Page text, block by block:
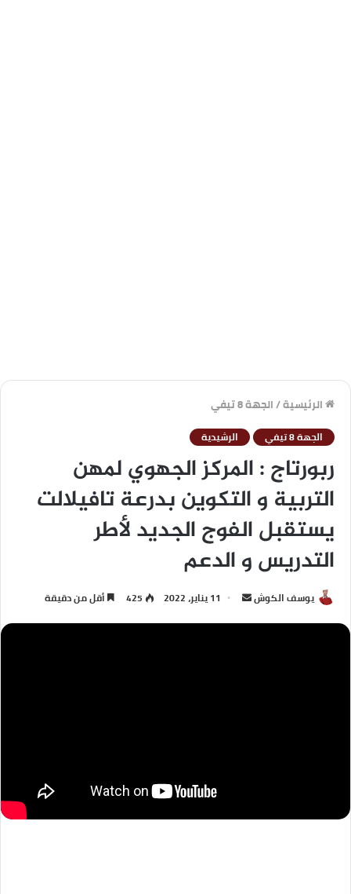
الرئيسية/الجهة 8 تيفي
الجهة 8 تيفي الرشيدية
ربورتاج : المركز الجهوي لمهن
التربية و التكوين بدرعة تافيلالت
يستقبل الفوج الجديد لأطر
التدريس و الدعم
يوسف الكوش 11 يناير، 2022 425 أقل من دقيقة